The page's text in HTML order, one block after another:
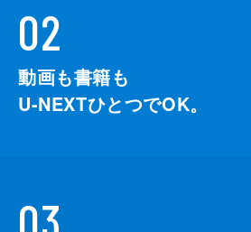
02
動画も書籍も
U-NEXTひとつでOK。